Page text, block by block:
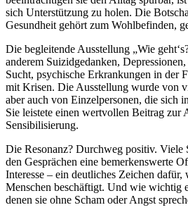
sich Unterstützung zu holen. Die
Gesundheit gehört zum Wohlbefinden,
Die begleitende Ausstellung „Wie
anderem Suizidgedanken,
Sucht, psychische Erkrankungen in der
mit Krisen. Die Ausstellung wurde von
aber auch von Einzelpersonen, die sich
Sie leistete einen wertvollen Beitrag zur
Sensibilisierung.
Die Resonanz? Durchweg positiv. Viele
den Gesprächen eine bemerkenswerte
Interesse – ein deutliches Zeichen dafür,
Menschen beschäftigt. Und wie wichtig
denen sie ohne Scham oder Angst